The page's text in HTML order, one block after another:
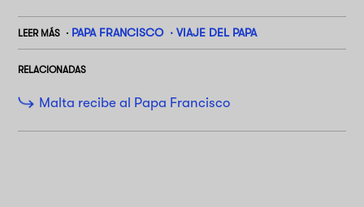
LEER MÁS PAPA FRANCISCO VIAJE DEL PAPA
RELACIONADAS
Malta recibe al Papa Francisco